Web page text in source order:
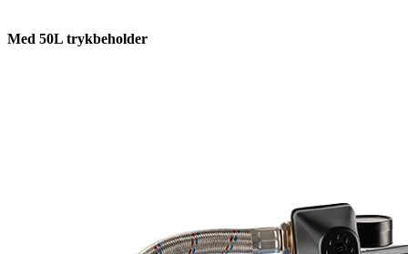
Med 50L trykbeholder